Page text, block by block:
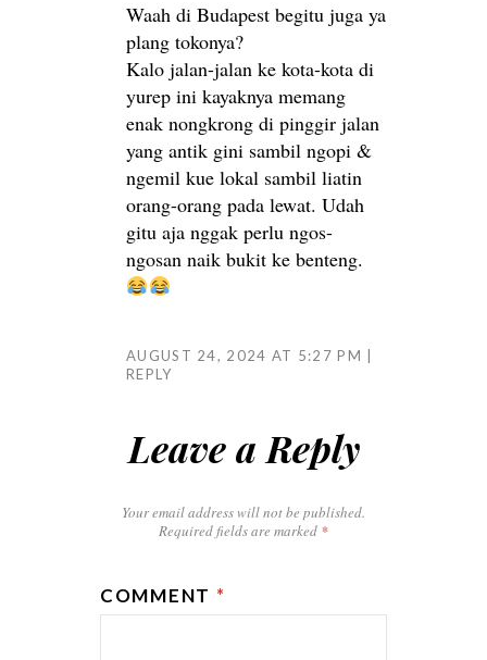
Waah di Budapest begitu juga ya
plang tokonya?
Kalo jalan-jalan ke kota-kota di
yurep ini kayaknya memang
enak nongkrong di pinggir jalan
yang antik gini sambil ngopi &
ngemil kue lokal sambil liatin
orang-orang pada lewat. Udah
gitu aja nggak perlu ngos-
ngosan naik bukit ke benteng.
AUGUST 24, 2024 AT 5:27 PM
REPLY
Leave a Reply
Your email address will not be published.
Required fields are marked *
COMMENT *